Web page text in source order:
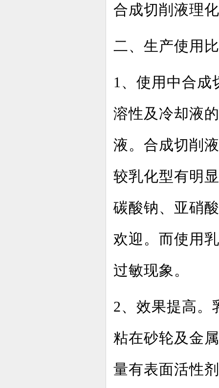
合成切削液理
二、生产使用
1、使用中合成
溶性及冷却液
液。合成切削
较乳化型有明
碳酸钠、亚硝
欢迎。而使用
过敏现象。
2、效果提高。
粘在砂轮及金
量有表面活性